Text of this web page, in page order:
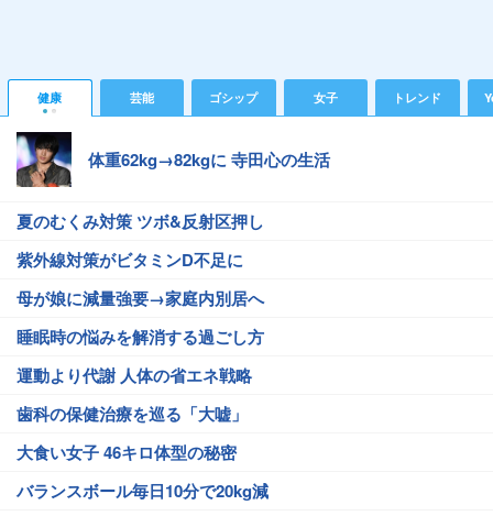
健康 芸能 ゴシップ 女子 トレンド
体重62kg→82kgに 寺田心の生活
夏のむくみ対策 ツボ&反射区押し
紫外線対策がビタミンD不足に
母が娘に減量強要→家庭内別居へ
睡眠時の悩みを解消する過ごし方
運動より代謝 人体の省エネ戦略
歯科の保健治療を巡る「大嘘」
大食い女子 46キロ体型の秘密
バランスボール毎日10分で20kg減